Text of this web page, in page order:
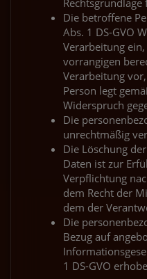
Die betroffene
Abs. 1 DS-GVO
Verarbeitung
vorrangigen
Verarbeitung
Person legt
Widerspruch
Die
unrechtmäßig
Die Löschung
Daten ist zur
Verpflichtung
dem Recht der
dem der
Die
Bezug auf
1 DS-GVO